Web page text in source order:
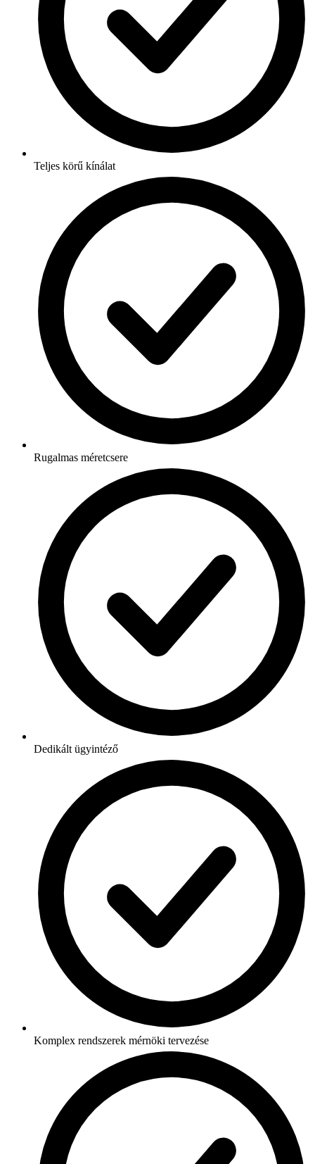
Teljes körű kínálat
Rugalmas méretcsere
Dedikált ügyintéző
Komplex rendszerek mérnöki tervezése